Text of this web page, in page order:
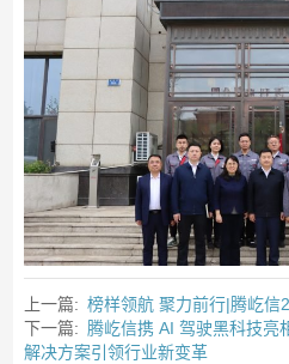
上一篇: 榜样领航 聚力前行|腾屹信
下一篇: 腾屹信携 AI 驾驶黑科技亮
解决方案引领行业新变革